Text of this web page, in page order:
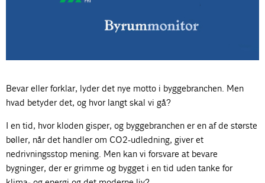
Bevar eller forklar, lyder det nye motto i byggebranchen. Men
hvad betyder det, og hvor langt skal vi gå?
I en tid, hvor kloden gisper, og byggebranchen er en af de største
bøller, når det handler om CO2-udledning, giver et
nedrivningsstop mening. Men kan vi forsvare at bevare
bygninger, der er grimme og bygget i en tid uden tanke for